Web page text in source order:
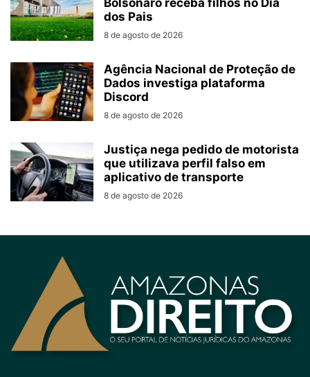
dos Pais
8 de agosto de 2026
Agência Nacional de Proteção de
Dados investiga plataforma
Discord
8 de agosto de 2026
Justiça nega pedido de motorista
que utilizava perfil falso em
aplicativo de transporte
8 de agosto de 2026